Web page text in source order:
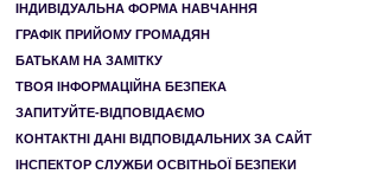
ІНДИВІДУАЛЬНА ФОРМА НАВЧАННЯ
ГРАФІК ПРИЙОМУ ГРОМАДЯН
БАТЬКАМ НА ЗАМІТКУ
ТВОЯ ІНФОРМАЦІЙНА БЕЗПЕКА
ЗАПИТУЙТЕ-ВІДПОВІДАЄМО
КОНТАКТНІ ДАНІ ВІДПОВІДАЛЬНИХ ЗА САЙТ
ІНСПЕКТОР СЛУЖБИ ОСВІТНЬОЇ БЕЗПЕКИ